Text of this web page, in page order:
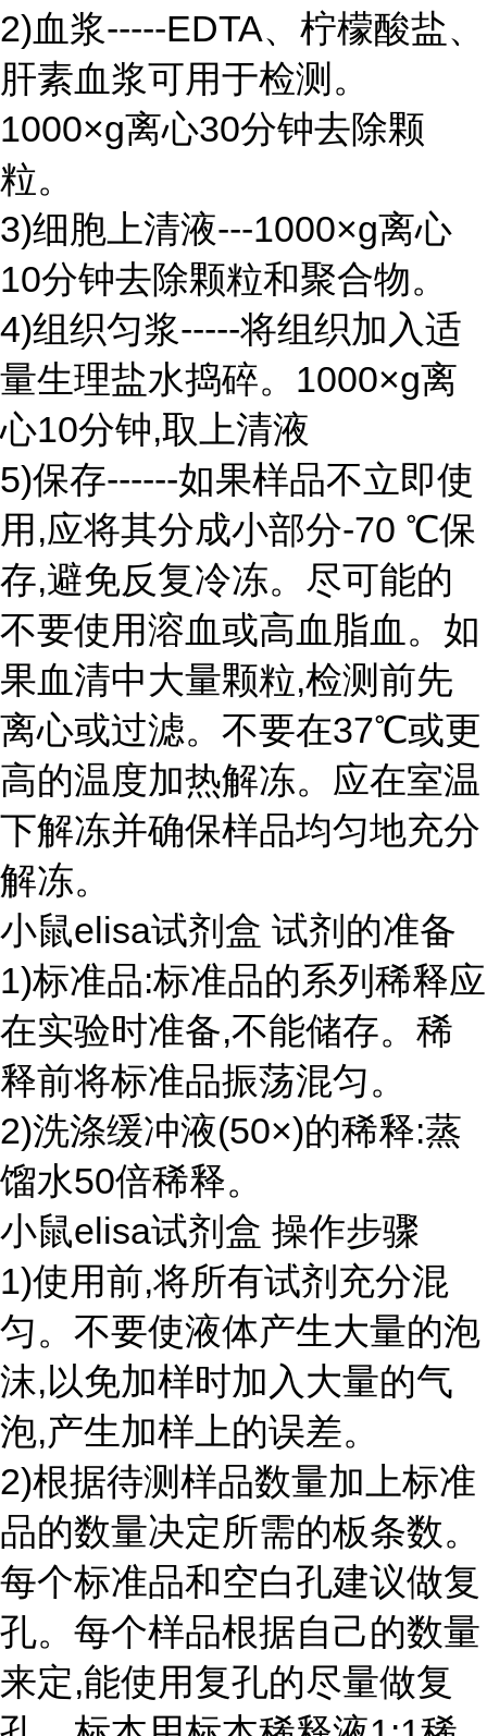
2)血浆-----EDTA、柠檬酸盐、
肝素血浆可用于检测。
1000×g离心30分钟去除颗
粒。
3)细胞上清液---1000×g离心
10分钟去除颗粒和聚合物。
4)组织匀浆-----将组织加入适
量生理盐水捣碎。1000×g离
心10分钟,取上清液
5)保存------如果样品不立即使
用,应将其分成小部分-70 ℃保
存,避免反复冷冻。尽可能的
不要使用溶血或高血脂血。如
果血清中大量颗粒,检测前先
离心或过滤。不要在37℃或更
高的温度加热解冻。应在室温
下解冻并确保样品均匀地充分
解冻。
小鼠elisa试剂盒 试剂的准备
1)标准品:标准品的系列稀释应
在实验时准备,不能储存。稀
释前将标准品振荡混匀。
2)洗涤缓冲液(50×)的稀释:蒸
馏水50倍稀释。
小鼠elisa试剂盒 操作步骤
1)使用前,将所有试剂充分混
匀。不要使液体产生大量的泡
沫,以免加样时加入大量的气
泡,产生加样上的误差。
2)根据待测样品数量加上标准
品的数量决定所需的板条数。
每个标准品和空白孔建议做复
孔。每个样品根据自己的数量
来定,能使用复孔的尽量做复